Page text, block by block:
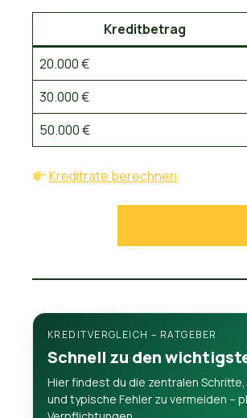
Kreditbetrag
20.000 €
30.000 €
50.000 €
Kreditrate berechnen
KREDITVERGLEICH – RATGEBER
Schnell zu den
Hier findest du die zentralen
und typische Fehler zu vermeiden –